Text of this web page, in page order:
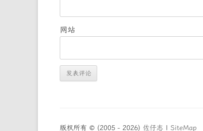
网站
版权所有 © (2005 - 2026)佐仔志 |SiteMap